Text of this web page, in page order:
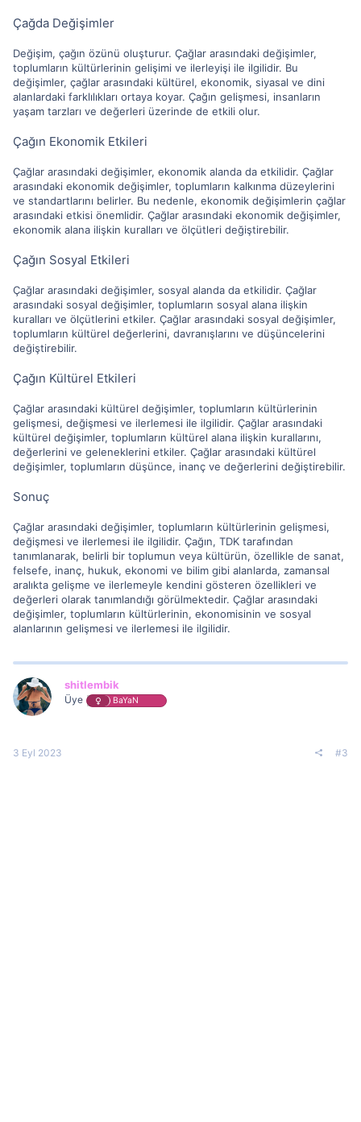
Çağda Değişimler
Değişim, çağın özünü oluşturur. Çağlar arasındaki değişimler,
toplumların kültürlerinin gelişimi ve ilerleyişi ile ilgilidir. Bu
değişimler, çağlar arasındaki kültürel, ekonomik, siyasal ve dini
alanlardaki farklılıkları ortaya koyar. Çağın gelişmesi, insanların
yaşam tarzları ve değerleri üzerinde de etkili olur.
Çağın Ekonomik Etkileri
Çağlar arasındaki değişimler, ekonomik alanda da etkilidir. Çağlar
arasındaki ekonomik değişimler, toplumların kalkınma düzeylerini
ve standartlarını belirler. Bu nedenle, ekonomik değişimlerin çağlar
arasındaki etkisi önemlidir. Çağlar arasındaki ekonomik değişimler,
ekonomik alana ilişkin kuralları ve ölçütleri değiştirebilir.
Çağın Sosyal Etkileri
Çağlar arasındaki değişimler, sosyal alanda da etkilidir. Çağlar
arasındaki sosyal değişimler, toplumların sosyal alana ilişkin
kuralları ve ölçütlerini etkiler. Çağlar arasındaki sosyal değişimler,
toplumların kültürel değerlerini, davranışlarını ve düşüncelerini
değiştirebilir.
Çağın Kültürel Etkileri
Çağlar arasındaki kültürel değişimler, toplumların kültürlerinin
gelişmesi, değişmesi ve ilerlemesi ile ilgilidir. Çağlar arasındaki
kültürel değişimler, toplumların kültürel alana ilişkin kurallarını,
değerlerini ve geleneklerini etkiler. Çağlar arasındaki kültürel
değişimler, toplumların düşünce, inanç ve değerlerini değiştirebilir.
Sonuç
Çağlar arasındaki değişimler, toplumların kültürlerinin gelişmesi,
değişmesi ve ilerlemesi ile ilgilidir. Çağın, TDK tarafından
tanımlanarak, belirli bir toplumun veya kültürün, özellikle de sanat,
felsefe, inanç, hukuk, ekonomi ve bilim gibi alanlarda, zamansal
aralıkta gelişme ve ilerlemeyle kendini gösteren özellikleri ve
değerleri olarak tanımlandığı görülmektedir. Çağlar arasındaki
değişimler, toplumların kültürlerinin, ekonomisinin ve sosyal
alanlarının gelişmesi ve ilerlemesi ile ilgilidir.
shitlembik
Üye BaYaN
3 Eyl 2023 #3